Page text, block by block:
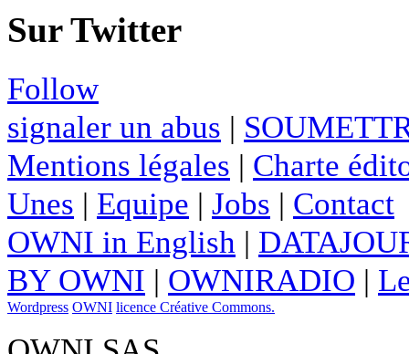
Sur Twitter
Follow
signaler un abus |
Mentions légales | Charte
Unes | Equipe | Jobs | Contact
OWNI in English |
BY OWNI | OWNIRADIO |
Wordpress OWNI licence Créative Commons.